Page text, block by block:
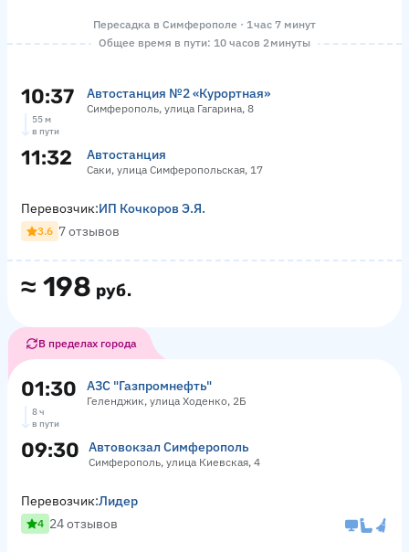
Пересадка в Симферополе · 1 час 7 минут
Общее время в пути: 10 часов 2 минуты
10:37 Автостанция №2 «Курортная»
Симферополь, улица Гагарина, 8
55 м
в пути
11:32 Автостанция
Саки, улица Симферопольская, 17
≈ 198 руб.
Перевозчик:ИП Кочкоров Э.Я.
3.6 7 отзывов
В пределах города
01:30 АЗС "Газпромнефть"
Геленджик, улица Ходенко, 2Б
8 ч
в пути
09:30 Автовокзал Симферополь
Симферополь, улица Киевская, 4
Перевозчик:Лидер
4 24 отзывов